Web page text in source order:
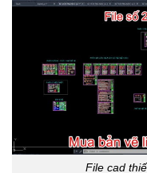
File cad